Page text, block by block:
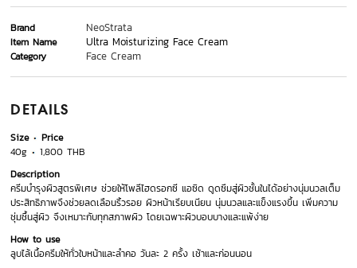
Brand NeoStrata
Item Name Ultra Moisturizing Face Cream
Category Face Cream
DETAILS
Size
Price
40g
1,800 THB
Description
ครีมบำรุงผิวสูตรพิเศษ ช่วยให้โพลีไฮดรอกซี แอซิด ดูดซึมสู่ผิวชั้นในได้อย่างนุ่มนวลเต็ม
ประสิทธิภาพจึงช่วยลดเลือนริ้วรอย ผิวหน้าเรียบเนียน นุ่มนวลและแข็งแรงขึ้น เพิ่มความ
ชุ่มชื้นสู่ผิว จึงเหมาะกับทุกสภาพผิว โดยเฉพาะผิวบอบบางและแพ้ง่าย
How to use
ลูบไล้เนื้อครีมให้ทั่วใบหน้าและลำคอ วันละ 2 ครั้ง เช้าและก่อนนอน